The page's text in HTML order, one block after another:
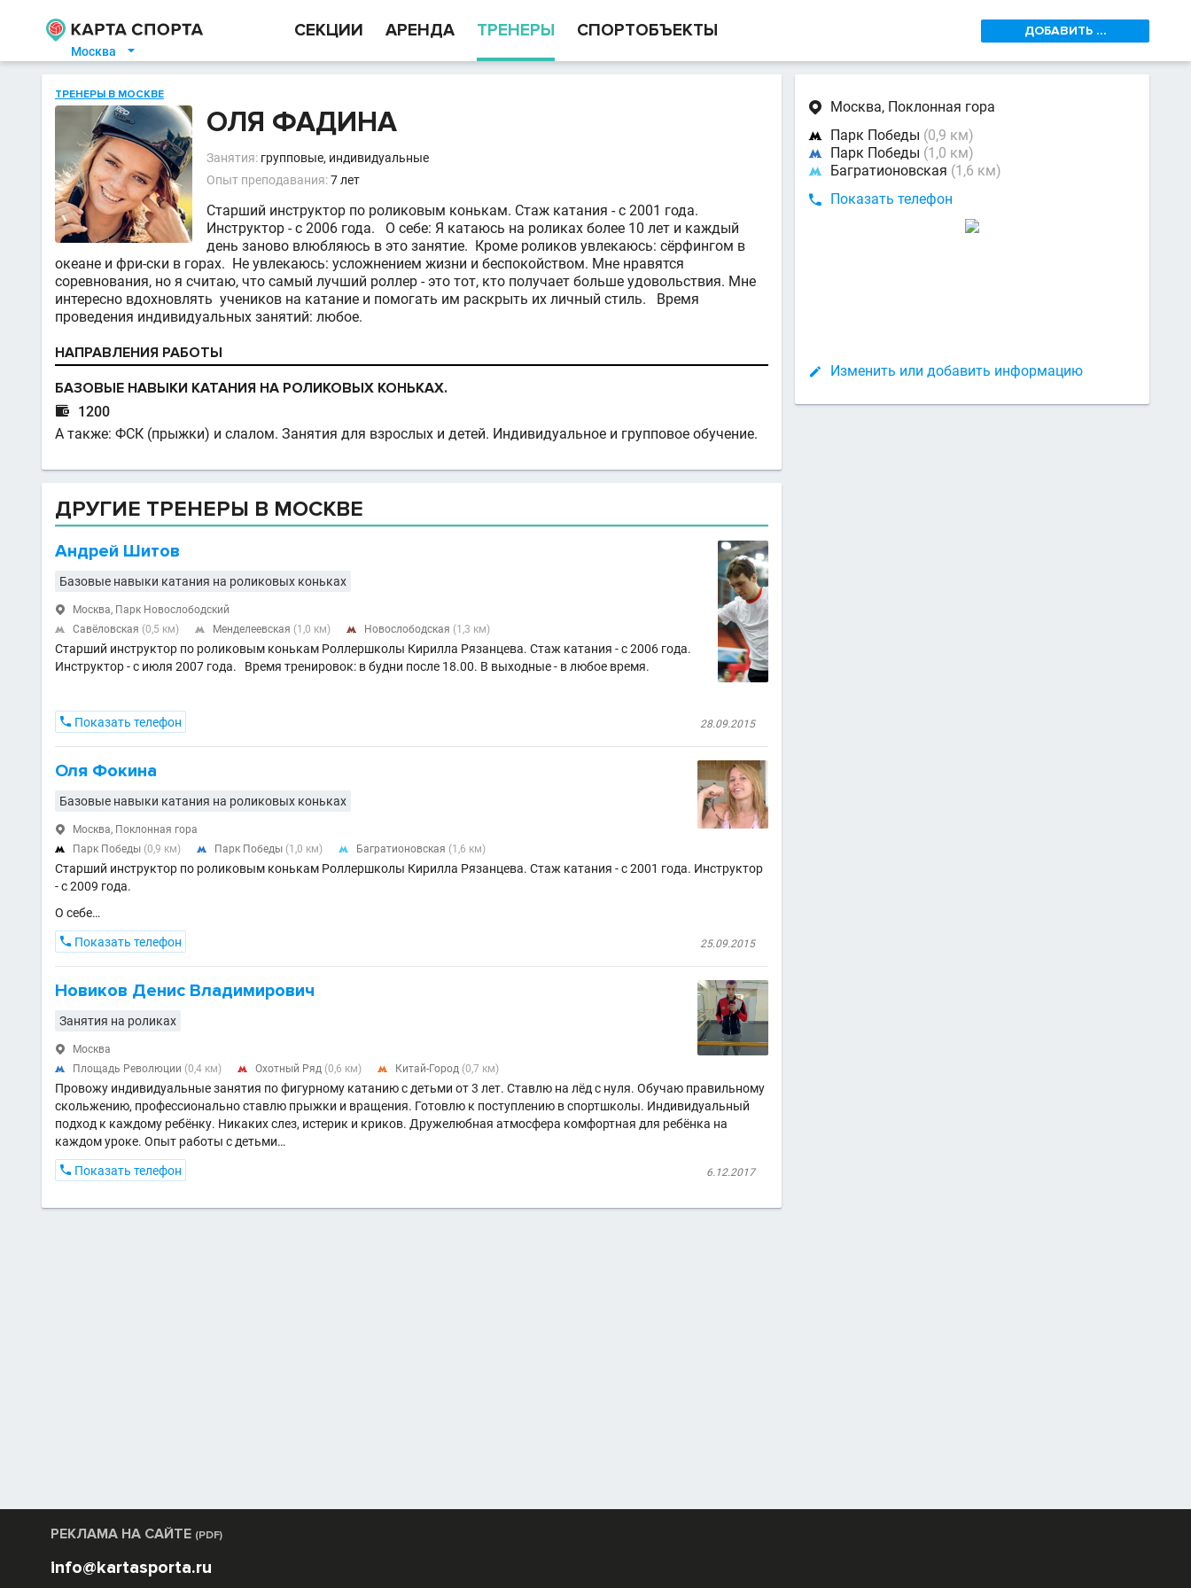
Москва 
СЕКЦИИ АРЕНДА ТРЕНЕРЫ СПОРТОБЪЕКТЫ ДОБАВИТЬ ...
ТРЕНЕРЫ В МОСКВЕ
ОЛЯ ФАДИНА
Занятия: групповые, индивидуальные
Опыт преподавания:7 лет
Старший инструктор по роликовым конькам. Стаж катания - с 2001 года.
Инструктор - с 2006 года. O себе: Я катаюсь на роликах более 10 лет и каждый
день заново влюбляюсь в это занятие. Кроме роликов увлекаюсь: сёрфингом в
океане и фри-ски в горах. Не увлекаюсь: усложнением жизни и беспокойством. Мне нравятся
соревнования, но я считаю, что самый лучший роллер - это тот, кто получает больше удовольствия. Мне
интересно вдохновлять учеников на катание и помогать им раскрыть их личный стиль. Время
проведения индивидуальных занятий: любое.
НАПРАВЛЕНИЯ РАБОТЫ
БАЗОВЫЕ НАВЫКИ КАТАНИЯ НА РОЛИКОВЫХ КОНЬКАХ.

1200
А также: ФСК (прыжки) и слалом. Занятия для взрослых и детей. Индивидуальное и групповое обучение.
ДРУГИЕ ТРЕНЕРЫ В МОСКВЕ
Андрей Шитов
Базовые навыки катания на роликовых коньках
 Москва, Парк Новослободский
 Савёловская (0,5 км)  Менделеевская (1,0 км)  Новослободская (1,3 км)
Старший инструктор по роликовым конькам Роллершколы Кирилла Рязанцева. Стаж катания - с 2006 года.
Инструктор - с июля 2007 года. Время тренировок: в будни после 18.00. В выходные - в любое время.
28.09.2015
 Показать телефон
Оля Фокина
Базовые навыки катания на роликовых коньках
 Москва, Поклонная гора
 Парк Победы (0,9 км)  Парк Победы (1,0 км)  Багратионовская (1,6 км)
Старший инструктор по роликовым конькам Роллершколы Кирилла Рязанцева. Стаж катания - с 2001 года. Инструктор
- с 2009 года.
О себе…
25.09.2015
 Показать телефон
Новиков Денис Владимирович
Занятия на роликах
 Москва
 Площадь Революции (0,4 км)  Охотный Ряд (0,6 км)  Китай-Город (0,7 км)
Провожу индивидуальные занятия по фигурному катанию с детьми от 3 лет. Ставлю на лёд с нуля. Обучаю правильному
скольжению, профессионально ставлю прыжки и вращения. Готовлю к поступлению в спортшколы. Индивидуальный
подход к каждому ребёнку. Никаких слез, истерик и криков. Дружелюбная атмосфера комфортная для ребёнка на
каждом уроке. Опыт работы с детьми…
6.12.2017
 Показать телефон
 Москва, Поклонная гора
 Парк Победы (0,9 км)
 Парк Победы (1,0 км)
 Багратионовская (1,6 км)
 Показать телефон
 Изменить или добавить информацию
РЕКЛАМА НА САЙТЕ (PDF)
info@kartasporta.ru